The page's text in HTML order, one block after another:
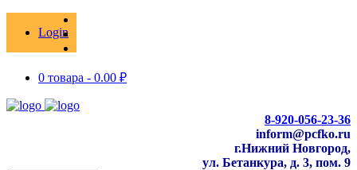
Login
0 товара - 0.00 ₽
8-920-056-23-36
inform@pcfko.ru
г.Нижний Новгород,
ул. Бетанкура, д. 3, пом. 9